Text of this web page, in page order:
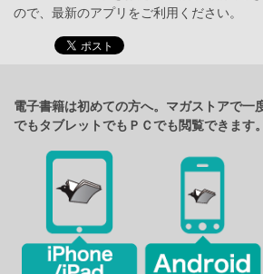
ので、最新のアプリをご利用ください。
電子書籍は初めての方へ。マガストアで一
でもタブレットでもＰＣでも閲覧できます。